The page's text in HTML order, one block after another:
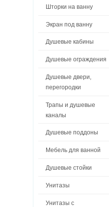
Шторки на ванну
Экран под ванну
Душевые кабины
Душевые ограждения
Душевые двери,
перегородки
Трапы и душевые
каналы
Душевые поддоны
Мебель для ванной
Душевые стойки
Унитазы
Унитазы с